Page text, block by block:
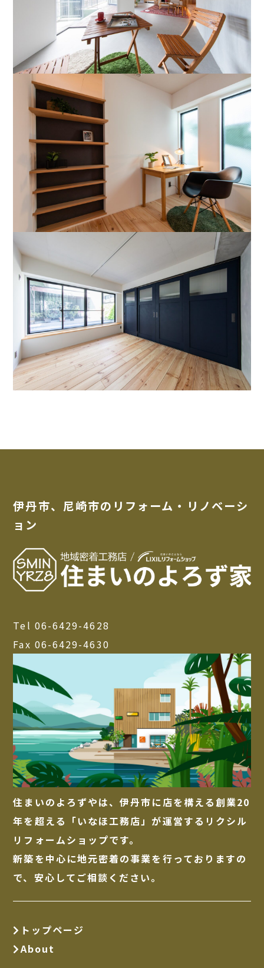
伊丹市、尼崎市のリフォーム・リノベーシ
ョン
Tel 06-6429-4628
Fax 06-6429-4630
住まいのよろずやは、伊丹市に店を構える創業20
年を超える「いなほ工務店」が運営するリクシル
リフォームショップです。
新築を中心に地元密着の事業を行っておりますの
で、安心してご相談ください。
トップページ
About